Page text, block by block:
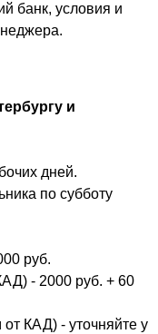
банк, условия и
и
дней.
по субботу
руб.
- 2000 руб. + 60
КАД) - уточняйте у